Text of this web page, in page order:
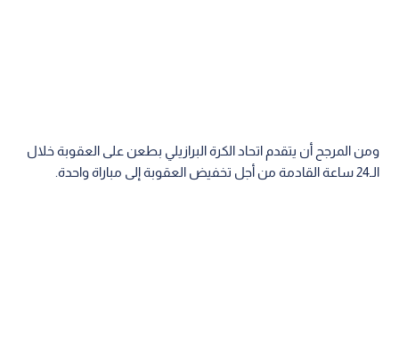
ومن المرجح أن يتقدم اتحاد الكرة البرازيلي بطعن على العقوبة خلال
الـ24 ساعة القادمة من أجل تخفيض العقوبة إلى مباراة واحدة.